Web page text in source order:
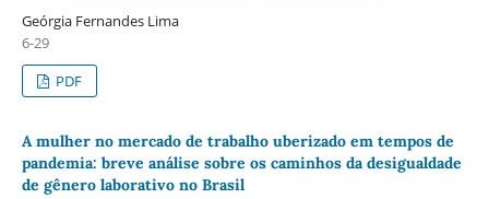
Geórgia Fernandes Lima
6-29
PDF
A mulher no mercado de trabalho uberizado em tempos de
pandemia: breve análise sobre os caminhos da desigualdade
de gênero laborativo no Brasil